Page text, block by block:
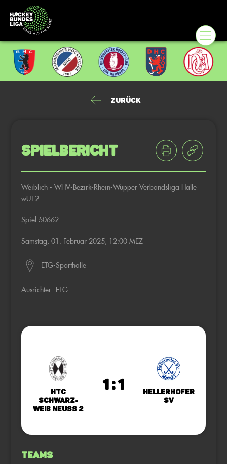
Zurück
Spielbericht
Weiblich - WHV-Bezirk-Rhein-Wupper Verbandsliga Halle
wU12
Spiel 50662
Samstag, 01. Februar 2025, 12:00 MEZ
ETG-Sporthalle
Ausrichter: ETG
HTC
Schwarz-
Weiß Neuss 2
1 : 1
Hellerhofer
SV
Teams